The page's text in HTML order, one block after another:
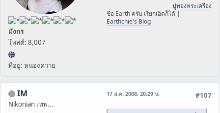
มังกร
โพสต์: 8,007
ที่อยู่: หนองควาย
ปูทองพระเครื่อง
ชื่อ Earth ครับ เรียกเอิดก็ได้ |
Earthchie's Blog
IM
Nikonian เทพ...
#107
17 ส.ค. 2008, 20:29 น.